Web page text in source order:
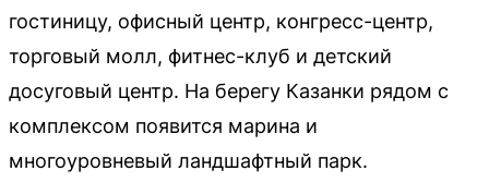
гостиницу, офисный центр, конгресс-центр,
торговый молл, фитнес-клуб и детский
досуговый центр. На берегу Казанки рядом с
комплексом появится марина и
многоуровневый ландшафтный парк.